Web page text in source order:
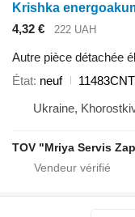
Krishka
4,32 €
222 UAH
Autre pièce détachée
État neuf
11483CNT
Ukraine,
TOV "Mriya Servis